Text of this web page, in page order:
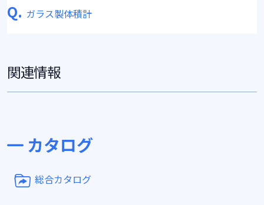
Q. ガラス製体積計
関連情報
カタログ
総合カタログ